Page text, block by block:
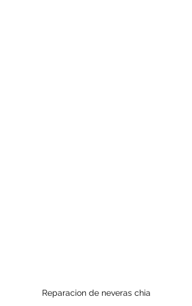
Reparacion de neveras chia